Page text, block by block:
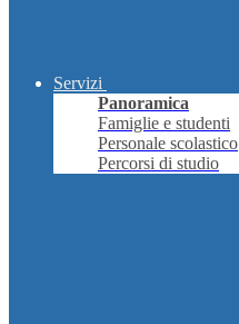
Servizi
Panoramica
Famiglie e studenti
Personale scolastico
Percorsi di studio